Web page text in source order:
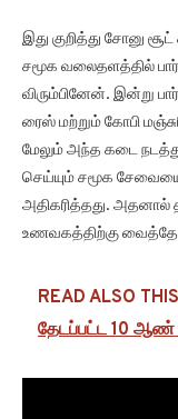
இது குறித்து சோனு
சமூக வலைதளத்தில்
விரும்பினேன். இன்று
ரைஸ் மற்றும் கோபி
மேலும் அந்த கடை
செய்யும் சமூக
அதிகரித்தது.
உணவகத்திற்கு
READ ALSO THIS
தேடப்பட்ட 10 ஆண்